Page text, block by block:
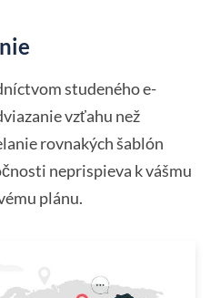
studeného e-
vzťahu než
rovnakých šablón
neprispieva k vášmu
plánu.